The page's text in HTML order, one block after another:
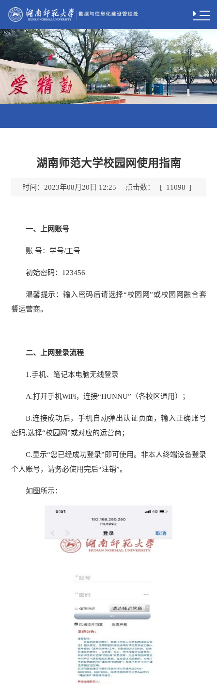
湖南师范大学校园网使用指南
时间： 2023年08月20日 12:25 点击数： [ 11098 ]
一、上网账号
账 号：学号/工号
初始密码：123456
温馨提示：输入密码后请选择“校园网”或校园网融合套
餐运营商。
二、上网登录流程
1.手机、笔记本电脑无线登录
A.打开手机WiFi，连接“HUNNU”（各校区通用）；
B.连接成功后，手机自动弹出认证页面，输入正确账号
密码,选择“校园网”或对应的运营商；
C.显示“您已经成功登录”即可使用。非本人终端设备登录
个人账号，请务必使用完后“注销”。
如图所示：